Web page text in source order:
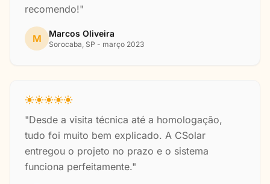
recomendo!"
M Marcos Oliveira
Sorocaba, SP - março 2023
"Desde a visita técnica até a homologação,
tudo foi muito bem explicado. A CSolar
entregou o projeto no prazo e o sistema
funciona perfeitamente."